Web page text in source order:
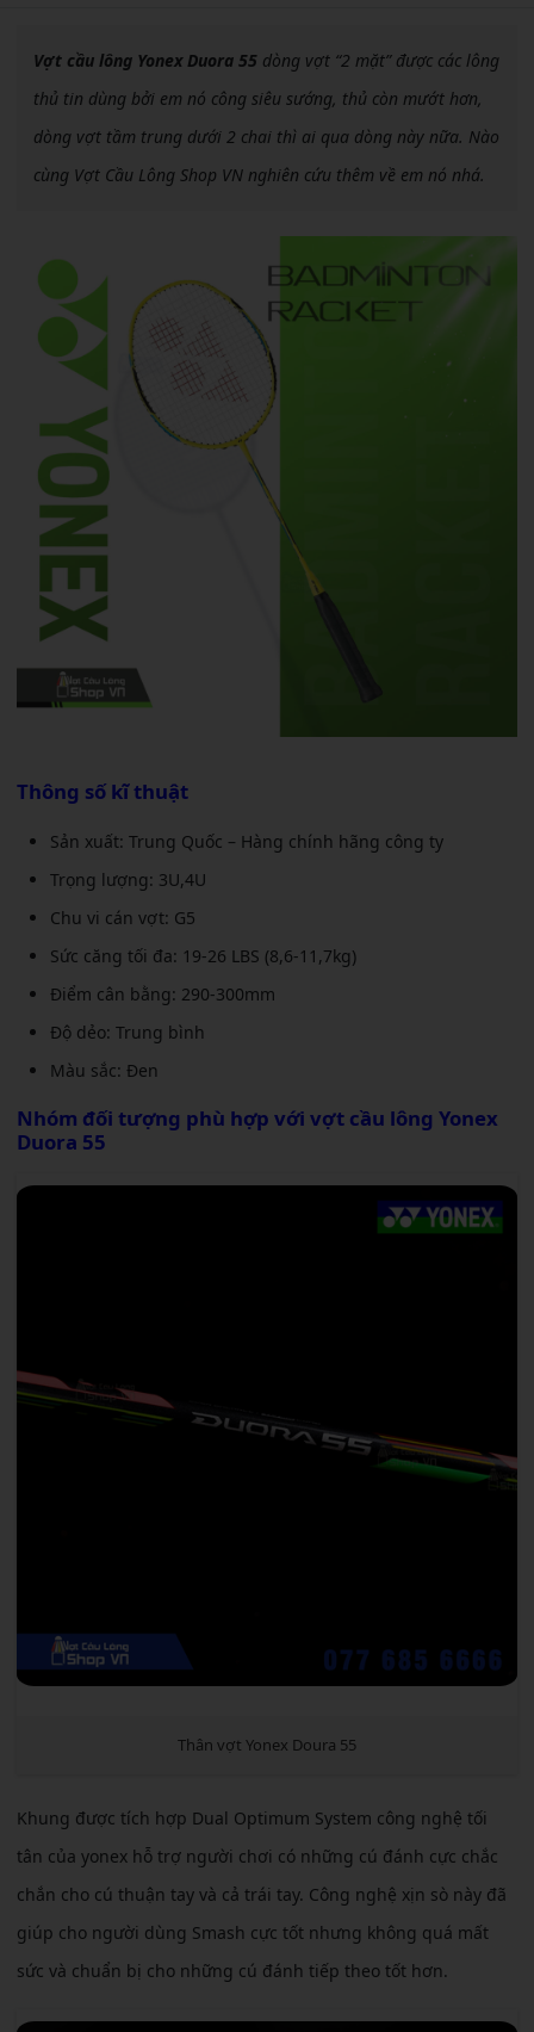
Vợt cầu lông Yonex Duora 55 dòng vợt “2 mặt” được các lông
thủ tin dùng bởi em nó công siêu sướng, thủ còn mướt hơn,
dòng vợt tầm trung dưới 2 chai thì ai qua dòng này nữa. Nào
cùng Vợt Cầu Lông Shop VN nghiên cứu thêm về em nó nhá.
Thông số kĩ thuật
Sản xuất: Trung Quốc – Hàng chính hãng công ty
Trọng lượng: 3U,4U
Chu vi cán vợt: G5
Sức căng tối đa: 19-26 LBS (8,6-11,7kg)
Điểm cân bằng: 290-300mm
Độ dẻo: Trung bình
Màu sắc: Đen
Nhóm đối tượng phù hợp với vợt cầu lông Yonex
Duora 55
Thân vợt Yonex Doura 55
Khung được tích hợp Dual Optimum System công nghệ tối
tân của yonex hỗ trợ người chơi có những cú đánh cực chắc
chắn cho cú thuận tay và cả trái tay. Công nghệ xịn sò này đã
giúp cho người dùng Smash cực tốt nhưng không quá mất
sức và chuẩn bị cho những cú đánh tiếp theo tốt hơn.